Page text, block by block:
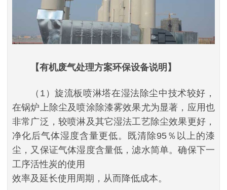
【有机废气处理方案环保设备说明】
（1）旋流板喷淋塔在湿法除尘中技术较好，
在锅炉上除尘及喷涂除漆雾效果尤为显著，应用也
非常广泛，较喷淋及其它湿法工艺除尘效果更好，
净化后气体湿度含量更低。既清除95％以上的漆
尘，又保证气体湿度含量低，滤水简单。确保下一
工序活性炭的使用
效率及延长使用周期，从而降低成本。